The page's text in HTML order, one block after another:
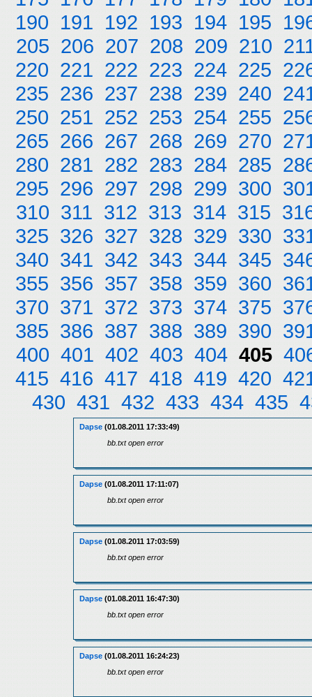
190 191 192 193 194 195
205 206 207 208 209 210
220 221 222 223 224 225
235 236 237 238 239 240
250 251 252 253 254 255
265 266 267 268 269 270
280 281 282 283 284 285
295 296 297 298 299 300
310 311 312 313 314 315
325 326 327 328 329 330
340 341 342 343 344 345
355 356 357 358 359 360
370 371 372 373 374 375
385 386 387 388 389 390
400 401 402 403 404 405
415 416 417 418 419 420
430 431 432 433 434 435
Dapse (01.08.2011 17:33:49)
bb.txt open error
Dapse (01.08.2011 17:11:07)
bb.txt open error
Dapse (01.08.2011 17:03:59)
bb.txt open error
Dapse (01.08.2011 16:47:30)
bb.txt open error
Dapse (01.08.2011 16:24:23)
bb.txt open error